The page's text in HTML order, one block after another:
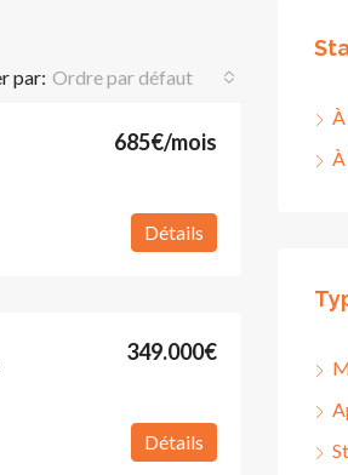
par: Ordre par défaut
685€/mois
Détails
349.000€
Détails